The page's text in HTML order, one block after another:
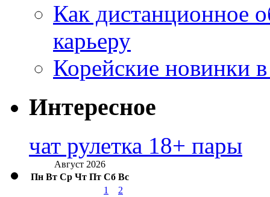
Как дистанционное
карьеру
Корейские новинки
Интересное
чат рулетка 18+ пары
Август 2026
Пн Вт Ср Чт Пт Сб Вс
1
2